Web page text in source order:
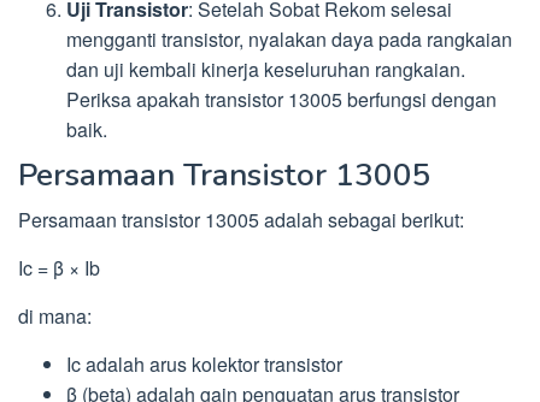
Uji Transistor: Setelah Sobat Rekom selesai
mengganti transistor, nyalakan daya pada rangkaian
dan uji kembali kinerja keseluruhan rangkaian.
Periksa apakah transistor 13005 berfungsi dengan
baik.
Persamaan Transistor 13005
Persamaan transistor 13005 adalah sebagai berikut:
Ic = β × Ib
di mana:
Ic adalah arus kolektor transistor
β (beta) adalah gain penguatan arus transistor